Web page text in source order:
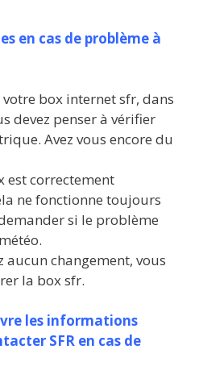
en cas de problème à
votre box internet sfr, dans
devez penser à vérifier
Avez vous encore du
est correctement
ne fonctionne toujours
si le problème
aucun changement, vous
la box sfr.
les informations
SFR en cas de